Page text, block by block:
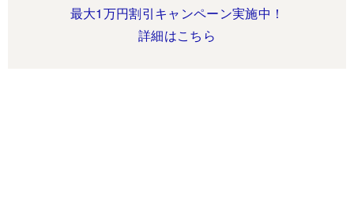
最大1万円割引キャンペーン実施中！
詳細はこちら